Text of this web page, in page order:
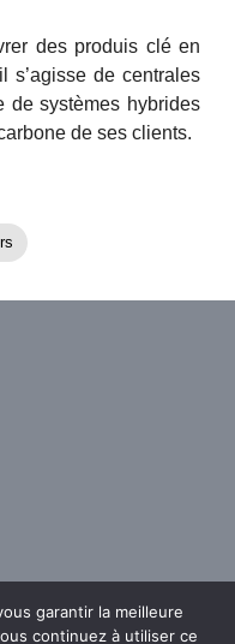
des produis clé en
s’agisse de centrales
de systèmes hybrides
de ses clients.
garantir la meilleure
continuez à utiliser ce